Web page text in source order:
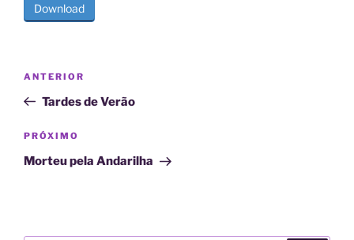
Download
Post
Post
anterior
ANTERIOR
Tardes de Verão
Próximo
post
PRÓXIMO
Morteu pela Andarilha